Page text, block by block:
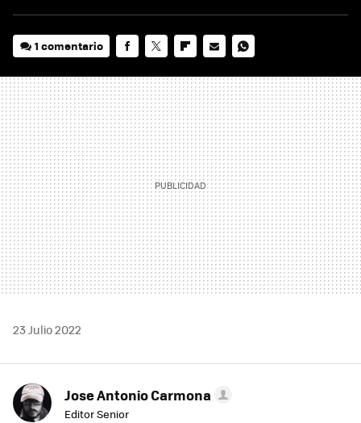
1 comentario
MAIL
23 Julio 2022
Jose Antonio Carmona
Editor Senior